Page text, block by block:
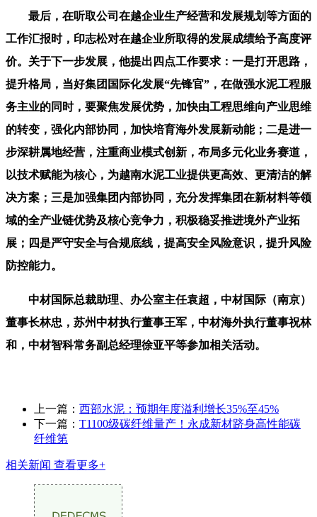
最后，在听取公司在越企业生产经营和发展规划等方面的
工作汇报时，印志松对在越企业所取得的发展成绩给予高度评
价。关于下一步发展，他提出四点工作要求：一是打开思路，
提升格局，当好集团国际化发展“先锋官”，在做强水泥工程服
务主业的同时，要聚焦发展优势，加快由工程思维向产业思维
的转变，强化内部协同，加快培育海外发展新动能；二是进一
步深耕属地经营，注重商业模式创新，布局多元化业务赛道，
以技术赋能为核心，为越南水泥工业提供更高效、更清洁的解
决方案；三是加强集团内部协同，充分发挥集团在新材料等领
域的全产业链优势及核心竞争力，积极稳妥推进境外产业拓
展；四是严守安全与合规底线，提高安全风险意识，提升风险
防控能力。
中材国际总裁助理、办公室主任袁超，中材国际（南京）
董事长林忠，苏州中材执行董事王军，中材海外执行董事祝林
和，中材智科常务副总经理徐亚平等参加相关活动。
上一篇： 西部水泥：预期年度溢利增长35%至45%
下一篇： T1100级碳纤维量产！永成新材跻身高性能碳
纤维第
相关新闻 查看更多+